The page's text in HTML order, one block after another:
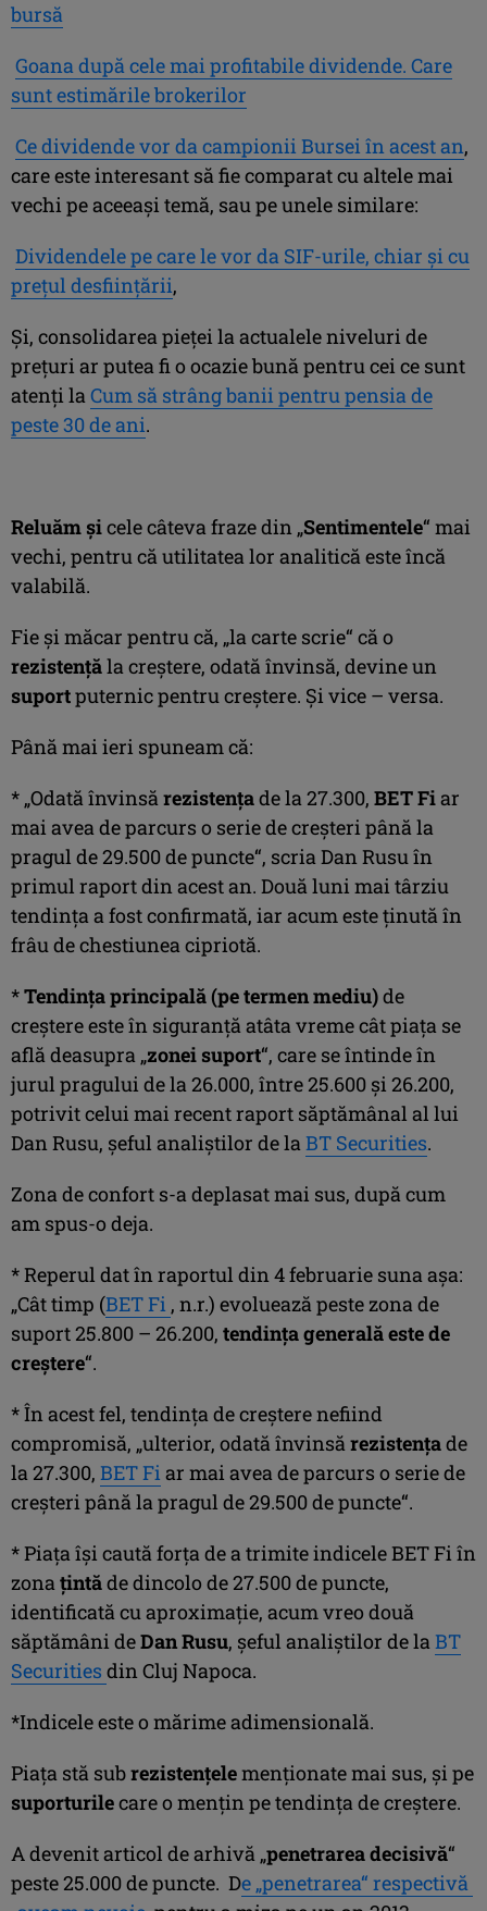
bursă
Goana după cele mai profitabile dividende. Care
sunt estimările brokerilor
Ce dividende vor da campionii Bursei în acest an,
care este interesant să fie comparat cu altele mai
vechi pe aceeaşi temă, sau pe unele similare:
Dividendele pe care le vor da SIF-urile, chiar şi cu
preţul desfiinţării,
Şi, consolidarea pieţei la actualele niveluri de
preţuri ar putea fi o ocazie bună pentru cei ce sunt
atenţi laCum să strâng banii pentru pensia de
peste 30 de ani.
Reluăm şicele câteva fraze din „Sentimentele“ mai
vechi, pentru că utilitatea lor analitică este încă
valabilă.
Fie şi măcar pentru că, „la carte scrie“ că o
rezistenţăla creştere, odată învinsă, devine un
suportputernic pentru creştere. Şi vice – versa.
Până mai ieri spuneam că:
* „Odată învinsărezistenţade la 27.300, BET Fiar
mai avea de parcurs o serie de creşteri până la
pragul de 29.500 de puncte“, scria Dan Rusu în
primul raport din acest an. Două luni mai târziu
tendinţa a fost confirmată, iar acum este ţinută în
frâu de chestiunea cipriotă.
*Tendinţa principală (pe termen mediu)de
creştere este în siguranţă atâta vreme cât piaţa se
află deasupra „zonei suport“, care se întinde în
jurul pragului de la 26.000, între 25.600 şi 26.200,
potrivit celui mai recent raport săptămânal al lui
Dan Rusu, şeful analiştilor de laBT Securities.
Zona de confort s-a deplasat mai sus, după cum
am spus-o deja.
* Reperul dat în raportul din 4 februarie suna aşa:
„Cât timp (BET Fi , n.r.) evoluează peste zona de
suport 25.800 – 26.200, tendinţa generală este de
creştere“.
* În acest fel, tendinţa de creştere nefiind
compromisă, „ulterior, odată învinsărezistenţade
la 27.300, BET Fiar mai avea de parcurs o serie de
creşteri până la pragul de 29.500 de puncte“.
* Piaţa îşi caută forţa de a trimite indicele BET Fi în
zonaţintăde dincolo de 27.500 de puncte,
identificată cu aproximaţie, acum vreo două
săptămâni deDan Rusu, şeful analiştilor de laBT
Securities din Cluj Napoca.
*Indicele este o mărime adimensională.
Piaţa stă subrezistenţelemenţionate mai sus, şi pe
suporturilecare o menţin pe tendinţa de creştere.
A devenit articol de arhivă „penetrarea decisivă“
peste 25.000 de puncte. De „penetrarea“ respectivă